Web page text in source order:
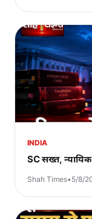
INDIA
SC सख्त, न्यायिक
Shah Times•5/8/